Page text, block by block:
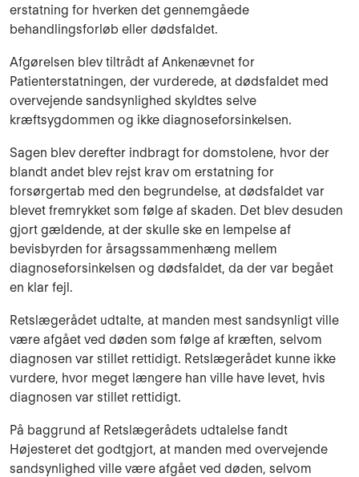
erstatning for hverken det gennemgåede
behandlingsforløb eller dødsfaldet.
Afgørelsen blev tiltrådt af Ankenævnet for
Patienterstatningen, der vurderede, at dødsfaldet med
overvejende sandsynlighed skyldtes selve
kræftsygdommen og ikke diagnoseforsinkelsen.
Sagen blev derefter indbragt for domstolene, hvor der
blandt andet blev rejst krav om erstatning for
forsørgertab med den begrundelse, at dødsfaldet var
blevet fremrykket som følge af skaden. Det blev desuden
gjort gældende, at der skulle ske en lempelse af
bevisbyrden for årsagssammenhæng mellem
diagnoseforsinkelsen og dødsfaldet, da der var begået
en klar fejl.
Retslægerådet udtalte, at manden mest sandsynligt ville
være afgået ved døden som følge af kræften, selvom
diagnosen var stillet rettidigt. Retslægerådet kunne ikke
vurdere, hvor meget længere han ville have levet, hvis
diagnosen var stillet rettidigt.
På baggrund af Retslægerådets udtalelse fandt
Højesteret det godtgjort, at manden med overvejende
sandsynlighed ville være afgået ved døden, selvom